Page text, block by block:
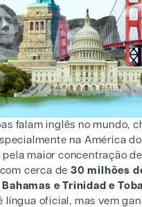
falam inglês no mundo,
na América
pela maior concentração
com cerca de30 milhões
e Trinidad e
língua oficial, mas vem